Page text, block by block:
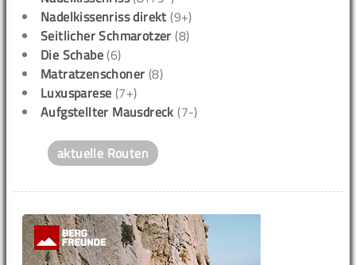
Nadelkissenriss direkt (9+)
Seitlicher Schmarotzer (8)
Die Schabe (6)
Matratzenschoner (8)
Luxusparese (7+)
Aufgstellter Mausdreck (7-)
aktuelle Routen